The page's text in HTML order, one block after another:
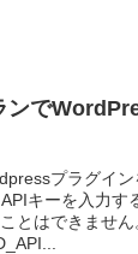
ンで
プラグイ
キーを入力す
とはできませ